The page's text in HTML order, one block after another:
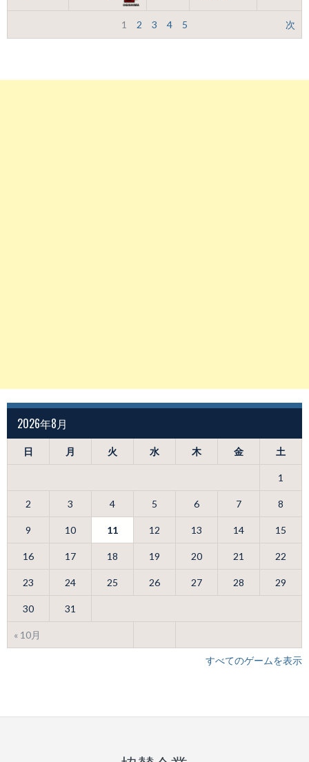
1 2 3 4 5 次
2026年8月
日 月 火 水 木 金 土
« 10月
1
2 3 4 5 6 7 8
9 10 11 12 13 14 15
16 17 18 19 20 21 22
23 24 25 26 27 28 29
30 31
すべてのゲームを表示